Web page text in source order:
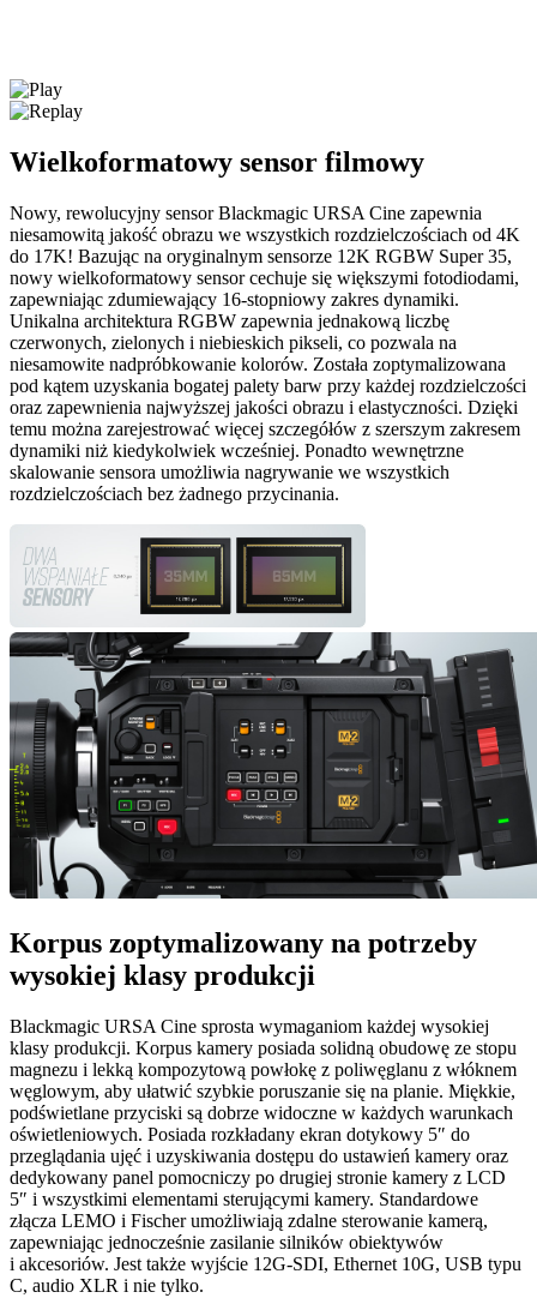
Wielkoformatowy sensor filmowy
Nowy, rewolucyjny sensor Blackmagic URSA Cine zapewnia
niesamowitą jakość obrazu we wszystkich rozdzielczościach od 4K
do 17K! Bazując na oryginalnym sensorze 12K RGBW Super 35,
nowy wielkoformatowy sensor cechuje się większymi fotodiodami,
zapewniając zdumiewający 16-stopniowy zakres dynamiki.
Unikalna architektura RGBW zapewnia jednakową liczbę
czerwonych, zielonych i niebieskich pikseli, co pozwala na
niesamowite nadpróbkowanie kolorów. Została zoptymalizowana
pod kątem uzyskania bogatej palety barw przy każdej rozdzielczości
oraz zapewnienia najwyższej jakości obrazu i elastyczności. Dzięki
temu można zarejestrować więcej szczegółów z szerszym zakresem
dynamiki niż kiedykolwiek wcześniej. Ponadto wewnętrzne
skalowanie sensora umożliwia nagrywanie we wszystkich
rozdzielczościach bez żadnego przycinania.
Korpus zoptymalizowany na potrzeby
wysokiej klasy produkcji
Blackmagic URSA Cine sprosta wymaganiom każdej wysokiej
klasy produkcji. Korpus kamery posiada solidną obudowę ze stopu
magnezu i lekką kompozytową powłokę z poliwęglanu z włóknem
węglowym, aby ułatwić szybkie poruszanie się na planie. Miękkie,
podświetlane przyciski są dobrze widoczne w każdych warunkach
oświetleniowych. Posiada rozkładany ekran dotykowy 5″ do
przeglądania ujęć i uzyskiwania dostępu do ustawień kamery oraz
dedykowany panel pomocniczy po drugiej stronie kamery z LCD
5″ i wszystkimi elementami sterującymi kamery. Standardowe
złącza LEMO i Fischer umożliwiają zdalne sterowanie kamerą,
zapewniając jednocześnie zasilanie silników obiektywów
i akcesoriów. Jest także wyjście 12G-SDI, Ethernet 10G, USB typu
C, audio XLR i nie tylko.